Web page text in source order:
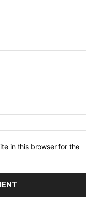
in this browser for the